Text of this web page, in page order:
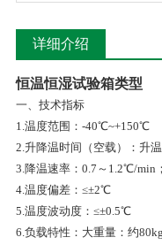
详细介绍
恒温恒湿试验箱类型
一、技术指标
1.温度范围：-40℃~+150℃
2.升降温时间（空载）：升
3.降温速率：0.7～1.2℃/min；
4.温度偏差：≤±2℃
5.温度波动度：≤±0.5℃
6.负载特性：大重量：约80kg